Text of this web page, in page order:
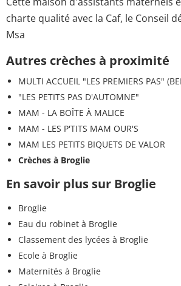
charte qualité avec la Caf, le Conseil
Msa
Autres crèches à proximité
MULTI ACCUEIL "LES PREMIERS PAS"
"LES PETITS PAS D'AUTOMNE"
MAM - LA BOÎTE À MALICE
MAM - LES P'TITS MAM OUR'S
MAM LES PETITS BIQUETS DE VALOR
Crèches à Broglie
En savoir plus sur Broglie
Broglie
Eau du robinet à Broglie
Classement des lycées à Broglie
Ecole à Broglie
Maternités à Broglie